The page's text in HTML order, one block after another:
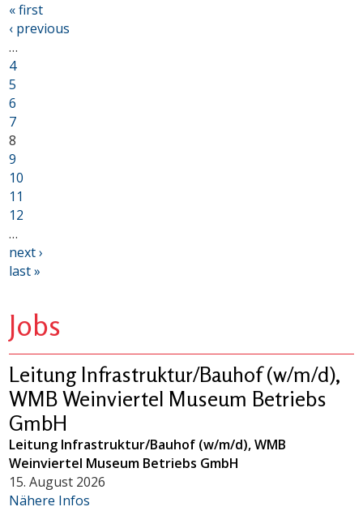
« first
‹ previous
…
4
5
6
7
8
9
10
11
12
…
next ›
last »
Jobs
Leitung Infrastruktur/Bauhof (w/m/d),
WMB Weinviertel Museum Betriebs
GmbH
Leitung Infrastruktur/Bauhof (w/m/d), WMB
Weinviertel Museum Betriebs GmbH
15. August 2026
Nähere Infos